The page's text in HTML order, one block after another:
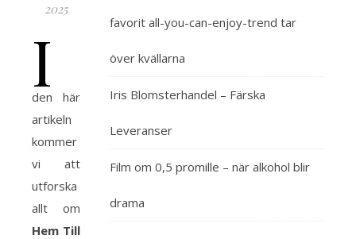
2025
I
den här
artikeln
kommer
vi att
utforska
allt om
Hem Till
favorit all-you-can-enjoy-trend tar
över kvällarna
Iris Blomsterhandel – Färska
Leveranser
Film om 0,5 promille – när alkohol blir
drama